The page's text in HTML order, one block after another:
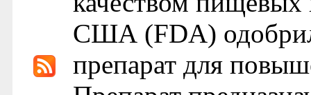
США (FDA)
препарат для